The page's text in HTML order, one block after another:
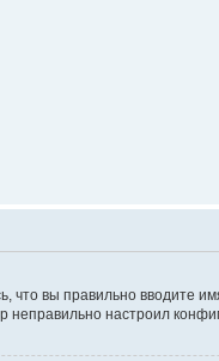
что вы правильно
неправильно настроил